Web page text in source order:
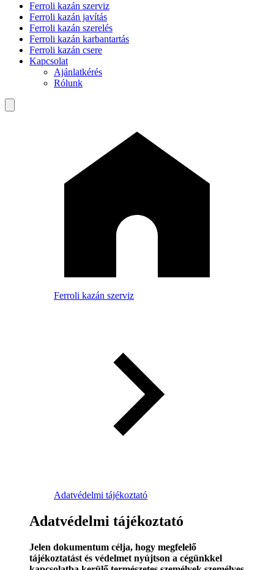
Ferroli kazán szerviz
Ferroli kazán javítás
Ferroli kazán szerelés
Ferroli kazán karbantartás
Ferroli kazán csere
Kapcsolat
Ajánlatkérés
Rólunk
Ferroli kazán szerviz
Adatvédelmi tájékoztató
Adatvédelmi tájékoztató
Jelen dokumentum célja, hogy megfelelő
tájékoztatást és védelmet nyújtson a cégünkkel